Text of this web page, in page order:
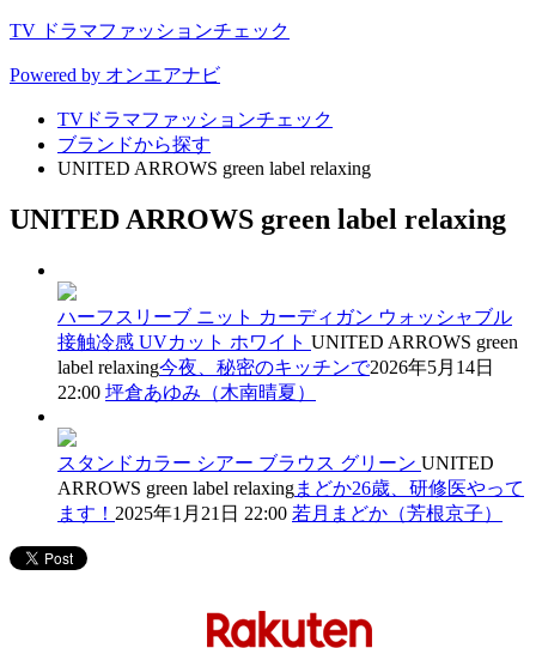
TV ドラマファッションチェック
Powered by オンエアナビ
TVドラマファッションチェック
ブランドから探す
UNITED ARROWS green label relaxing
UNITED ARROWS green label relaxing
ハーフスリーブ ニット カーディガン ウォッシャブル
接触冷感 UVカット ホワイト UNITED ARROWS green
label relaxing今夜、秘密のキッチンで2026年5月14日
22:00 坪倉あゆみ（木南晴夏）
スタンドカラー シアー ブラウス グリーン UNITED
ARROWS green label relaxingまどか26歳、研修医やって
ます！ 2025年1月21日 22:00 若月まどか（芳根京子）